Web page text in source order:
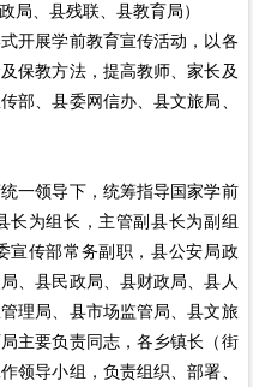
局、县残联、县教育局）
开展学前教育宣传活动，以各
保教方法，提高教师、家长及
部、县委网信办、县文旅局、
一领导下，统筹指导国家学前
长为组长，主管副县长为副组
宣传部常务副职，县公安局政
、县民政局、县财政局、县人
理局、县市场监管局、县文旅
主要负责同志，各乡镇长（街
领导小组，负责组织、部署、